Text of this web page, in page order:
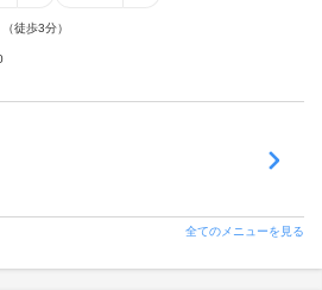
徒歩3分）
全てのメニューを見る